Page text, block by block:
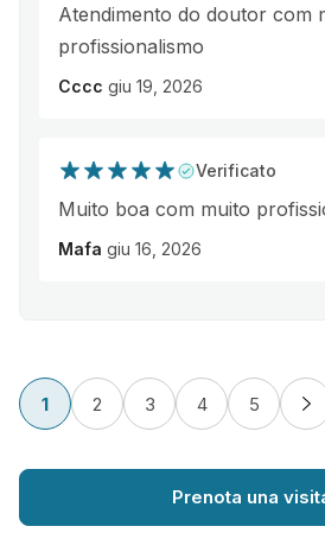
Atendimento do doutor com
profissionalismo
Cccc giu 19, 2026
Verificato
Muito boa com muito
Mafa giu 16, 2026
1 2 3 4 5
Prenota una